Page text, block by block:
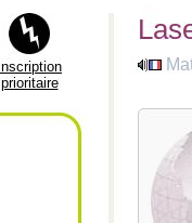
Inscription
prioritaire